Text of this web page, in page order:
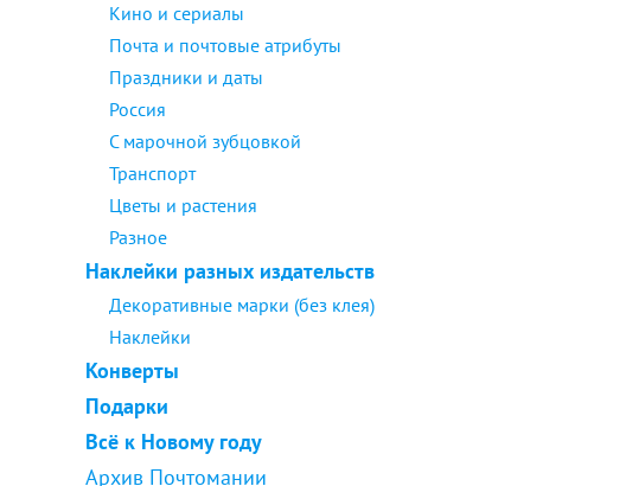
Кино и сериалы
Почта и почтовые атрибуты
Праздники и даты
Россия
С марочной зубцовкой
Транспорт
Цветы и растения
Разное
Наклейки разных издательств
Декоративные марки (без клея)
Наклейки
Конверты
Подарки
Всё к Новому году
Архив Почтомании